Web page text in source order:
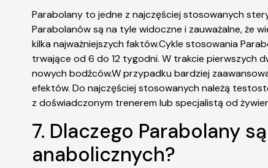
Parabolany to jedne z najczęściej stosowanych
Parabolanów są na tyle widoczne i zauważalne, że
kilka najważniejszych faktów.Cykle stosowania
trwające od 6 do 12 tygodni. W trakcie pierwszych
nowych bodźców.W przypadku bardziej
efektów. Do najczęściej stosowanych należą
z doświadczonym trenerem lub specjalistą od
7. Dlaczego Parabolany
anabolicznych?